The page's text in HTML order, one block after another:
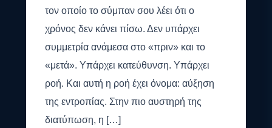
τον οποίο το σύμπαν σου λέει ότι ο
χρόνος δεν κάνει πίσω. Δεν υπάρχει
συμμετρία ανάμεσα στο «πριν» και το
«μετά». Υπάρχει κατεύθυνση. Υπάρχει
ροή. Και αυτή η ροή έχει όνομα: αύξηση
της εντροπίας. Στην πιο αυστηρή της
διατύπωση, η […]